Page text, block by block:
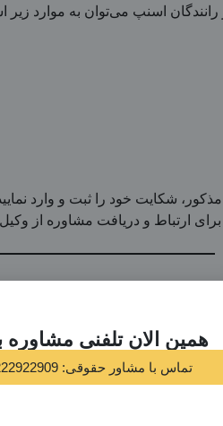
اسنپ می‌توان به موارد زیر
مذکور، شکایت خود را ثبت و وارد
و دریافت مشاوره از وکیل برای شکایت
موردنیاز علامت‌گذاری شده‌اند
همین الان تلفنی مشاوره
تماس با مشاور حقوقی: 09222922909